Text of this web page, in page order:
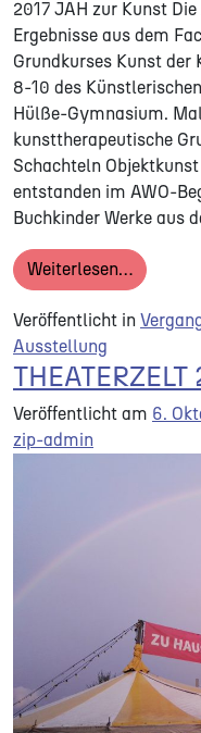
2017 JAH zur Kunst
Ergebnisse aus dem
Grundkurses Kunst der
8-10 des
Hülße-Gymnasium.
kunsttherapeutische
Schachteln
entstanden im AWO-
Buchkinder Werke aus
Weiterlesen…from
Veröffentlicht in
Ausstellung
THEATERZELT
Veröffentlicht am 6.
zip-admin